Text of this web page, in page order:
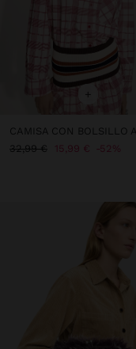
+
32,99 €
15,99 € 52%